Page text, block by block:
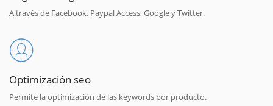
A través de Facebook, Paypal Access, Google y Twitter.
Optimización seo
Permite la optimización de las keywords por producto.